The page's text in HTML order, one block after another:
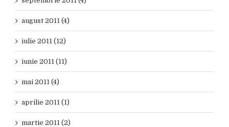
august 2011 (4)
iulie 2011 (12)
iunie 2011 (11)
mai 2011 (4)
aprilie 2011 (1)
martie 2011 (2)